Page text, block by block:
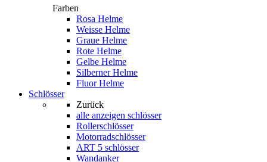
Farben
Rosa Helme
Weisse Helme
Graue Helme
Rote Helme
Gelbe Helme
Silberner Helme
Fluor Helme
Schlösser
Zurück
alle anzeigen schlösser
Rollerschlösser
Motorradschlösser
ART 5 schlösser
Wandanker